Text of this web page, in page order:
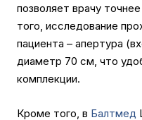
позволяет врачу
того, исследование
пациента – апертура
диаметр 70 см, что
комплекции.
Кроме того, в Балтмед